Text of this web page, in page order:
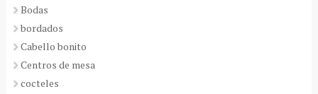
Bodas
bordados
Cabello bonito
Centros de mesa
cocteles